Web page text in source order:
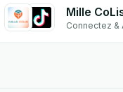
Mille
Connectez &